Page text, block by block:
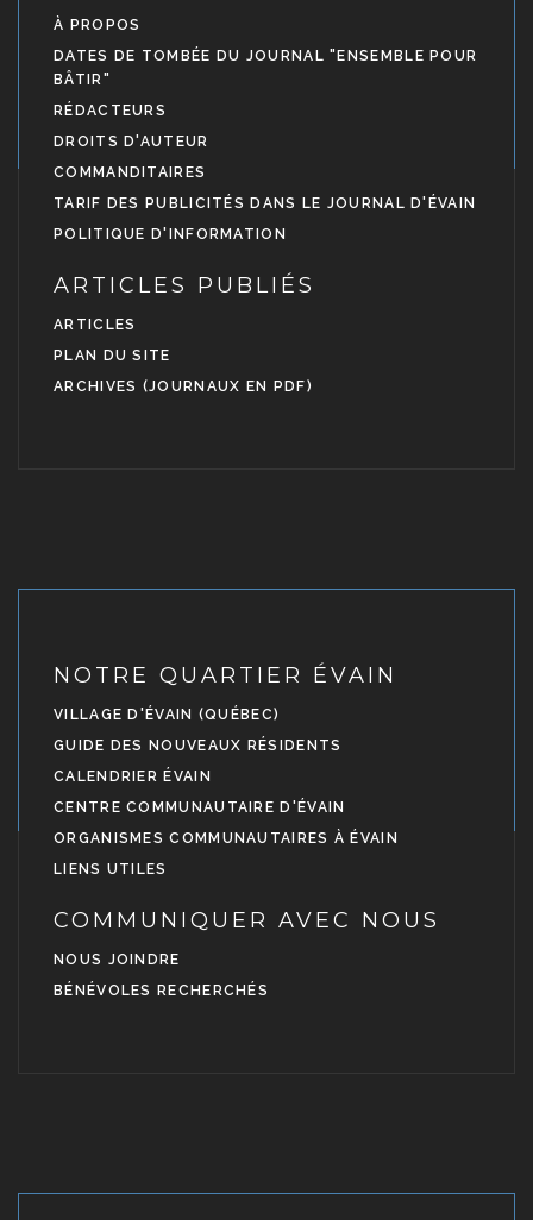
À PROPOS
DATES DE TOMBÉE DU JOURNAL "ENSEMBLE POUR
BÂTIR"
RÉDACTEURS
DROITS D'AUTEUR
COMMANDITAIRES
TARIF DES PUBLICITÉS DANS LE JOURNAL D'ÉVAIN
POLITIQUE D'INFORMATION
ARTICLES PUBLIÉS
ARTICLES
PLAN DU SITE
ARCHIVES (JOURNAUX EN PDF)
NOTRE QUARTIER ÉVAIN
VILLAGE D'ÉVAIN (QUÉBEC)
GUIDE DES NOUVEAUX RÉSIDENTS
CALENDRIER ÉVAIN
CENTRE COMMUNAUTAIRE D'ÉVAIN
ORGANISMES COMMUNAUTAIRES À ÉVAIN
LIENS UTILES
COMMUNIQUER AVEC NOUS
NOUS JOINDRE
BÉNÉVOLES RECHERCHÉS